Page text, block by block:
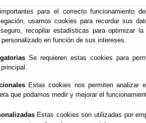
para el correcto funcionamiento
usamos cookies para recordar sus
recopilar estadísticas para optimizar
en función de sus intereses.
Se requieren estas cookies para
Estas cookies nos permiten analizar
que podamos medir y mejorar el
Estas cookies son utilizadas por
HABITANTE